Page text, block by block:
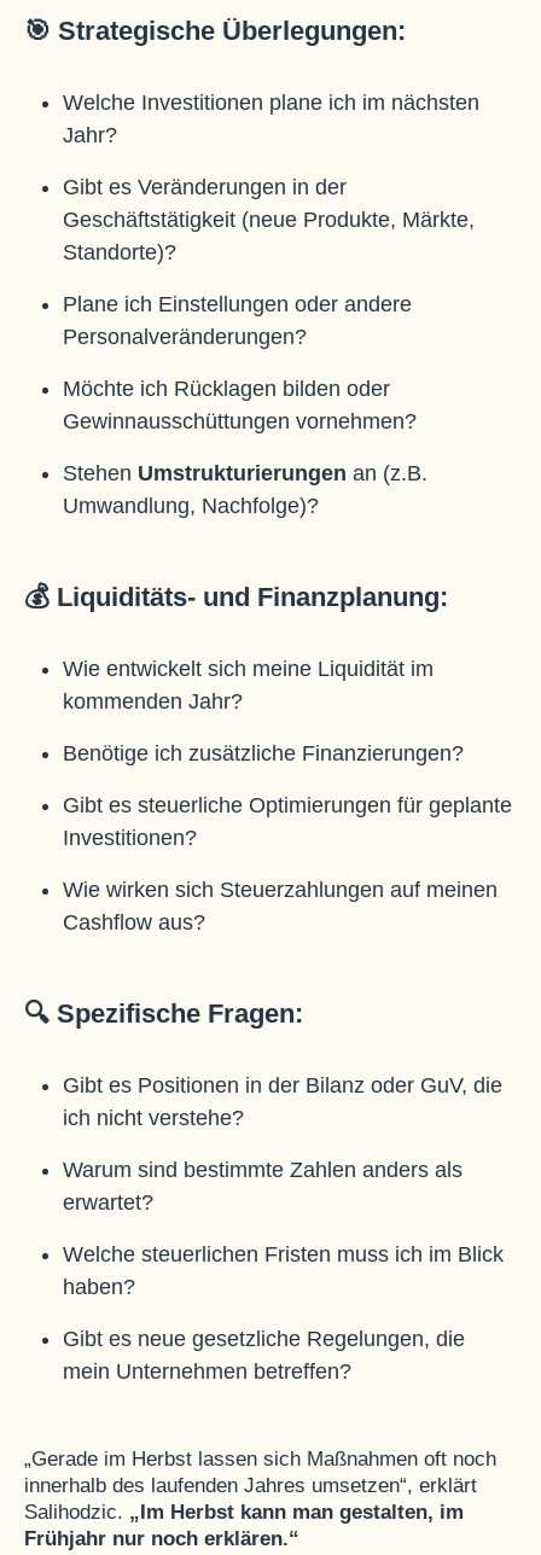
🎯 Strategische Überlegungen:
Welche Investitionen plane ich im nächsten
Jahr?
Gibt es Veränderungen in der
Geschäftstätigkeit (neue Produkte, Märkte,
Standorte)?
Plane ich Einstellungen oder andere
Personalveränderungen?
Möchte ich Rücklagen bilden oder
Gewinnausschüttungen vornehmen?
Stehen Umstrukturierungen an (z.B.
Umwandlung, Nachfolge)?
💰 Liquiditäts- und Finanzplanung:
Wie entwickelt sich meine Liquidität im
kommenden Jahr?
Benötige ich zusätzliche Finanzierungen?
Gibt es steuerliche Optimierungen für geplante
Investitionen?
Wie wirken sich Steuerzahlungen auf meinen
Cashflow aus?
🔍 Spezifische Fragen:
Gibt es Positionen in der Bilanz oder GuV, die
ich nicht verstehe?
Warum sind bestimmte Zahlen anders als
erwartet?
Welche steuerlichen Fristen muss ich im Blick
haben?
Gibt es neue gesetzliche Regelungen, die
mein Unternehmen betreffen?
„Gerade im Herbst lassen sich Maßnahmen oft noch
innerhalb des laufenden Jahres umsetzen“, erklärt
Salihodzic. „Im Herbst kann man gestalten, im
Frühjahr nur noch erklären.“